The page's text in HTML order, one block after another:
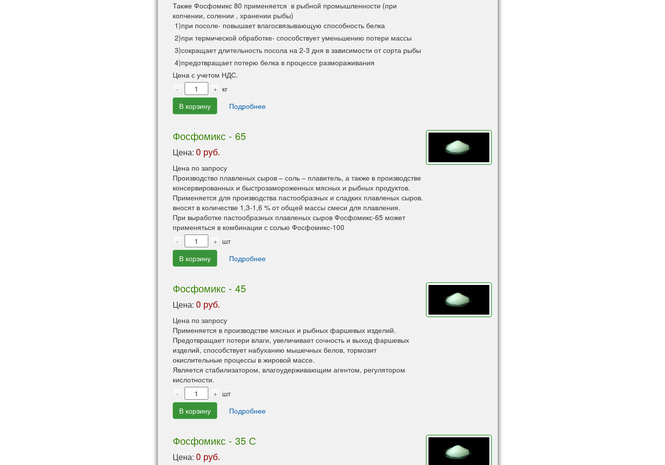
Также Фосфомикс 80 применяется в рыбной промышленности (при
копчении, солении , хранении рыбы)
1)при посоле- повышает влагосвязывающую способность белка
2)при термической обработке- способствует уменьшению потери массы
3)сокращает длительность посола на 2-3 дня в зависимости от сорта рыбы
4)предотвращает потерю белка в процессе размораживания
Цена с учетом НДС.
-
+ кг
В корзину
Подробнее
Фосфомикс - 65
Цена: 0 руб.
Цена по запросу
Производство плавленых сыров – соль – плавитель, а также в производстве
консервированных и быстрозамороженных мясных и рыбных продуктов.
Применяется для производства пастообразных и сладких плавленых сыров.
вносят в количестве 1,3-1,6 % от общей массы смеси для плавления.
При выработке пастообразных плавленых сыров Фосфомикс-65 может
применяться в комбинации с солью Фосфомикс-100
-
+ шт
В корзину
Подробнее
Фосфомикс - 45
Цена: 0 руб.
Цена по запросу
Применяется в производстве мясных и рыбных фаршевых изделий.
Предотвращает потери влаги, увеличивает сочность и выход фаршевых
изделий, способствует набуханию мышечных белов, тормозит
окислительные процессы в жировой массе.
Является стабилизатором, влагоудерживающим агентом, регулятором
кислотности.
-
+ шт
В корзину
Подробнее
Фосфомикс - 35 С
Цена: 0 руб.